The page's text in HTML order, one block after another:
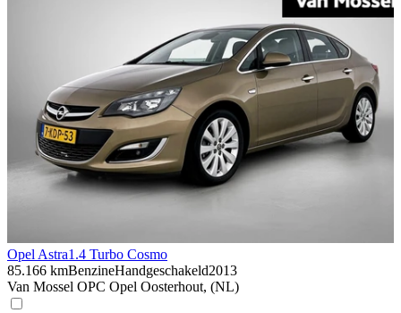
Opel Astra1.4 Turbo Cosmo
85.166 kmBenzineHandgeschakeld2013
Van Mossel OPC Opel Oosterhout, (NL)